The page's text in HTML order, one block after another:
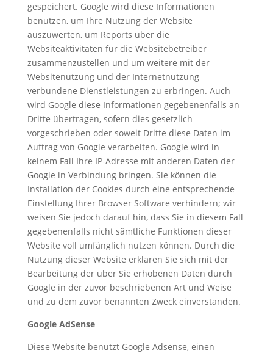
gespeichert. Google wird diese Informationen
benutzen, um Ihre Nutzung der Website
auszuwerten, um Reports über die
Websiteaktivitäten für die Websitebetreiber
zusammenzustellen und um weitere mit der
Websitenutzung und der Internetnutzung
verbundene Dienstleistungen zu erbringen. Auch
wird Google diese Informationen gegebenenfalls an
Dritte übertragen, sofern dies gesetzlich
vorgeschrieben oder soweit Dritte diese Daten im
Auftrag von Google verarbeiten. Google wird in
keinem Fall Ihre IP-Adresse mit anderen Daten der
Google in Verbindung bringen. Sie können die
Installation der Cookies durch eine entsprechende
Einstellung Ihrer Browser Software verhindern; wir
weisen Sie jedoch darauf hin, dass Sie in diesem Fall
gegebenenfalls nicht sämtliche Funktionen dieser
Website voll umfänglich nutzen können. Durch die
Nutzung dieser Website erklären Sie sich mit der
Bearbeitung der über Sie erhobenen Daten durch
Google in der zuvor beschriebenen Art und Weise
und zu dem zuvor benannten Zweck einverstanden.
Google AdSense
Diese Website benutzt Google Adsense, einen